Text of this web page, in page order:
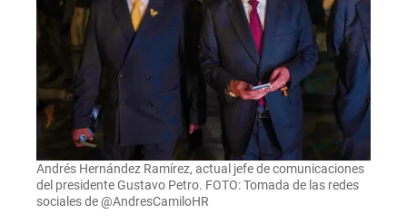
Andrés Hernández Ramírez, actual jefe de comunicaciones
del presidente Gustavo Petro. FOTO: Tomada de las redes
sociales de @AndresCamiloHR